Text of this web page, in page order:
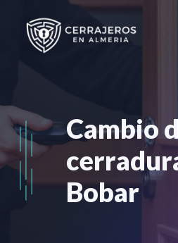
contenido
Cambio
Bobar